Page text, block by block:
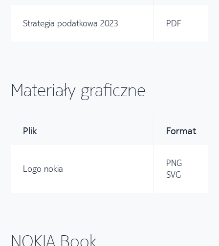
Strategia podatkowa 2023 PDF
Materiały graficzne
Plik Format
Logo nokia
PNG
SVG
NOKIA Book